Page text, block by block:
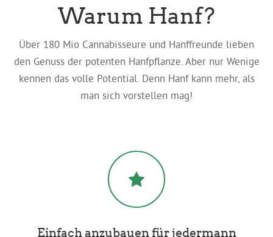
Warum Hanf?
Über 180 Mio Cannabisseure und Hanffreunde lieben
den Genuss der potenten Hanfpflanze. Aber nur Wenige
kennen das volle Potential. Denn Hanf kann mehr, als
man sich vorstellen mag!
Einfach anzubauen für jedermann